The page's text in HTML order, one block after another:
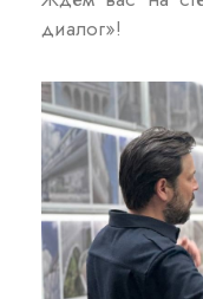
диалог»!